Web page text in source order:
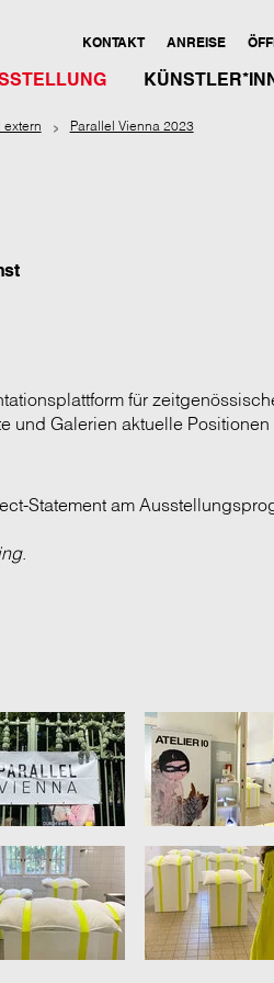
KONTAKT ANREISE
extern Parallel Vienna 2023
für
und Galerien aktuelle
Statement am
.